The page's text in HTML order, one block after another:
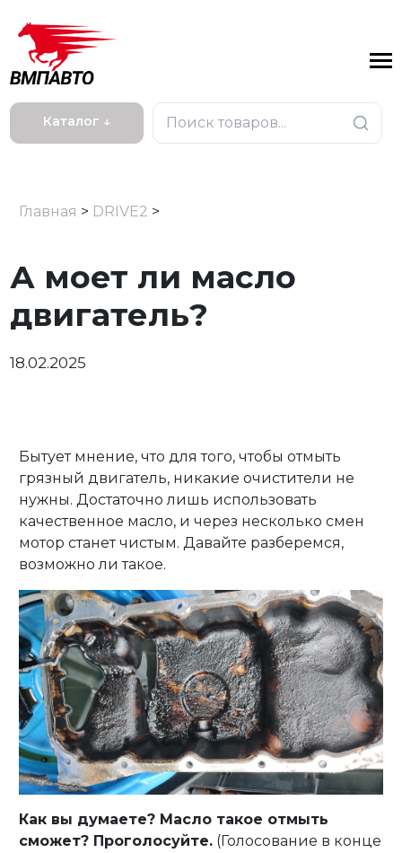
Каталог ↓
Личный кабинет
Главная > DRIVE2 >
А моет ли масло
двигатель?
18.02.2025
Бытует мнение, что для того, чтобы отмыть
грязный двигатель, никакие очистители не
нужны. Достаточно лишь использовать
качественное масло, и через несколько смен
мотор станет чистым. Давайте разберемся,
возможно ли такое.
Как вы думаете? Масло такое отмыть
сможет? Проголосуйте. (Голосование в конце